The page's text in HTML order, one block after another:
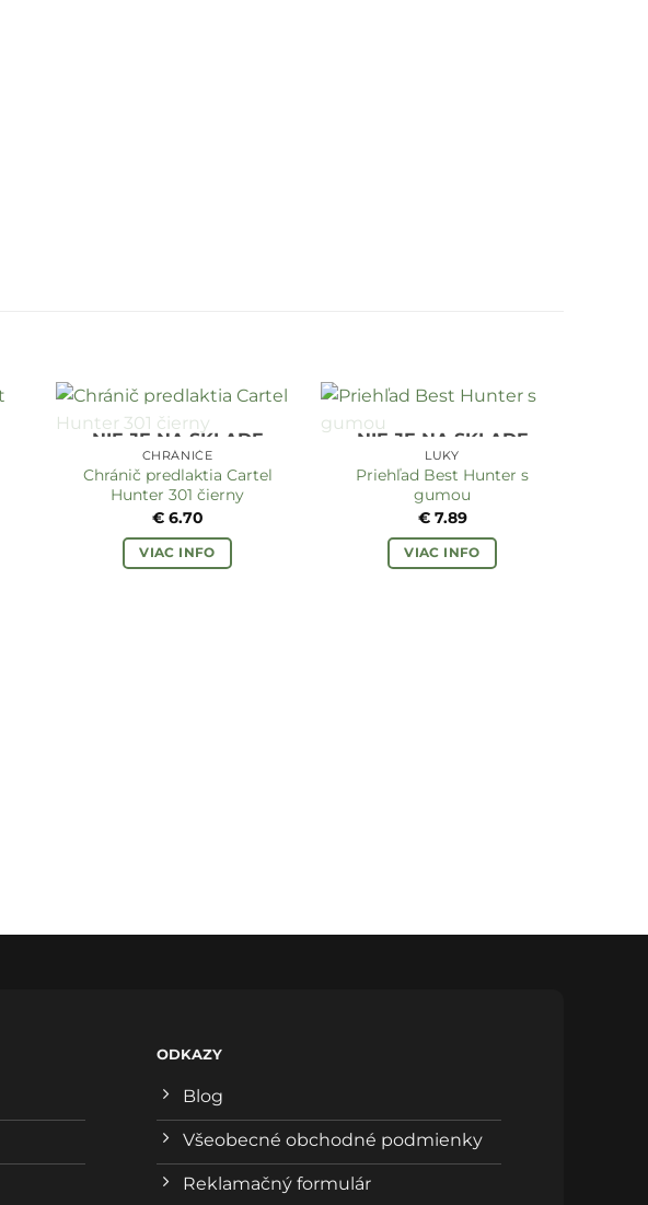
NIE JE NA SKLADE
CHRÁNIČE
Chránič predlaktia Cartel
Hunter 301 čierny
€6.70
VIAC INFO
NIE JE NA SKLADE
LUKY
Priehľad Best Hunter s
gumou
€7.89
VIAC INFO
ODKAZY
Blog
Všeobecné obchodné podmienky
Reklamačný formulár